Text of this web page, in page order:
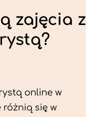
zajęcia z
online w
różnią się w